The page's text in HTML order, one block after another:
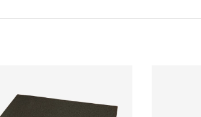
Max användarvikt: 150 kg
för att inspirera träningspassen. Du
underlätta motivation till nya
motiverande klasser. Träna